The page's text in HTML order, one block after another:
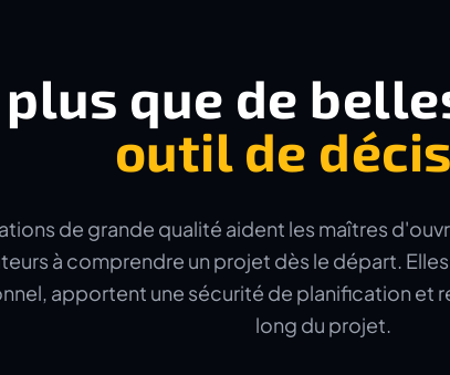
que de
outil de
de grande qualité aident les maîtres
à comprendre un projet dès le départ.
apportent une sécurité de planification et
long du projet.